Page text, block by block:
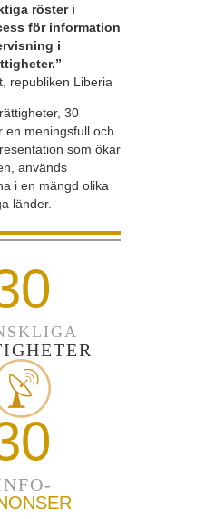
röster i
för information
i
–
republiken Liberia
30
en meningsfull och
som ökar
används
i en mängd olika
länder.